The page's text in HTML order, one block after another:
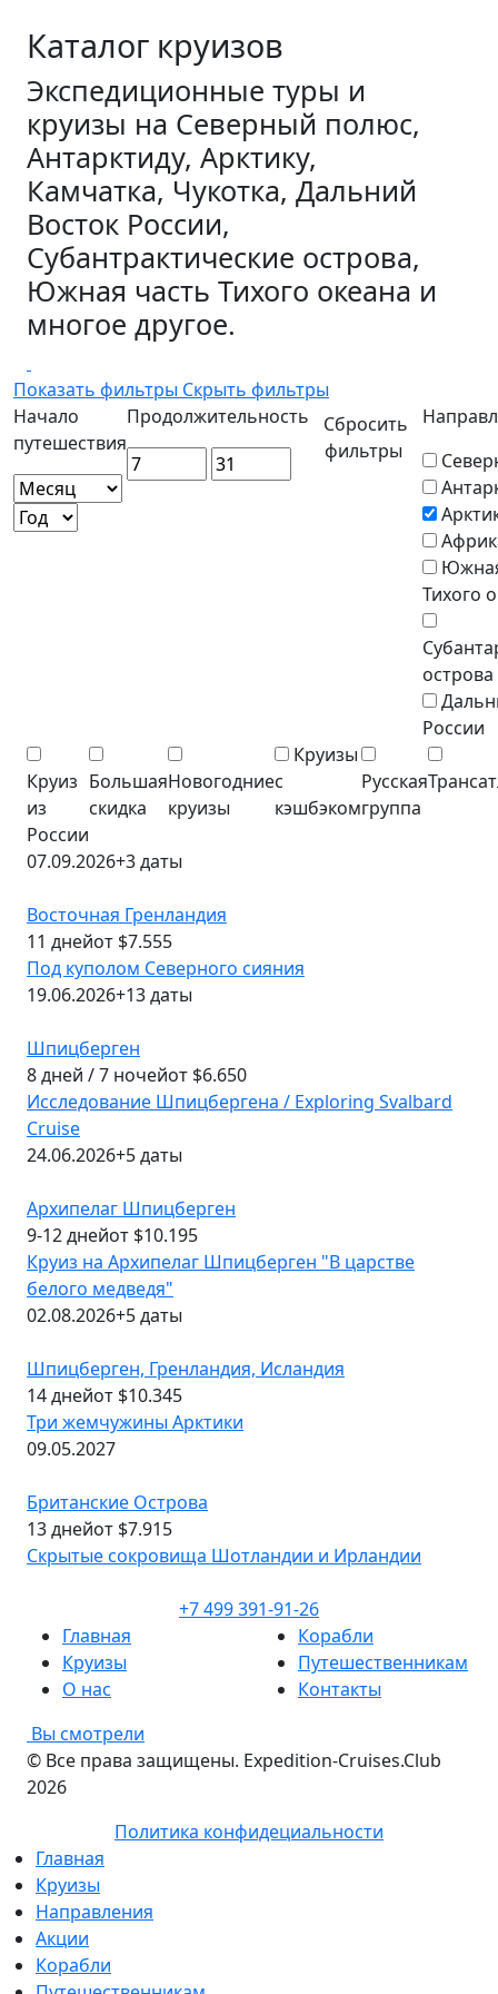
Каталог круизов
Экспедиционные туры и
круизы на Северный полюс,
Антарктиду, Арктику,
Камчатка, Чукотка, Дальний
Восток России,
Субантрактические острова,
Южная часть Тихого океана и
многое другое.
Показать фильтры Скрыть фильтры
Начало
путешествия
Продолжительность
Сбросить
фильтры
Тихого
острова
России
Круиз
из
России
Большая
скидка
Новогодние
круизы
Круизы
с
кэшбэком
Русская
группа
07.09.2026+3 даты
Восточная Гренландия
11 днейот $7.555
Под куполом Северного сияния
19.06.2026+13 даты
Шпицберген
8 дней / 7 ночейот $6.650
Исследование Шпицбергена / Exploring Svalbard
Cruise
24.06.2026+5 даты
Архипелаг Шпицберген
9-12 днейот $10.195
Круиз на Архипелаг Шпицберген "В царстве
белого медведя"
02.08.2026+5 даты
Шпицберген, Гренландия, Исландия
14 днейот $10.345
Три жемчужины Арктики
09.05.2027
Британские Острова
13 днейот $7.915
Скрытые сокровища Шотландии и Ирландии
+7 499 391-91-26
Главная
Круизы
О нас
Корабли
Путешественникам
Контакты
Вы смотрели
© Все права защищены. Expedition-Cruises.Club
2026
Политика конфидециальности
Главная
Круизы
Направления
Акции
Корабли